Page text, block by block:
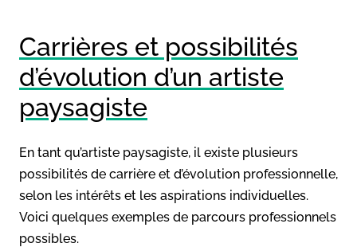
Carrières et possibilités
d’évolution d’un artiste
paysagiste
En tant qu’artiste paysagiste, il existe plusieurs
possibilités de carrière et d’évolution professionnelle,
selon les intérêts et les aspirations individuelles.
Voici quelques exemples de parcours professionnels
possibles.